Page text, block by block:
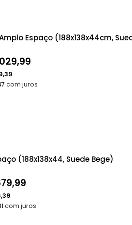
Espaço (188x138x44cm,
com juros
(188x138x44, Suede Bege)
com juros